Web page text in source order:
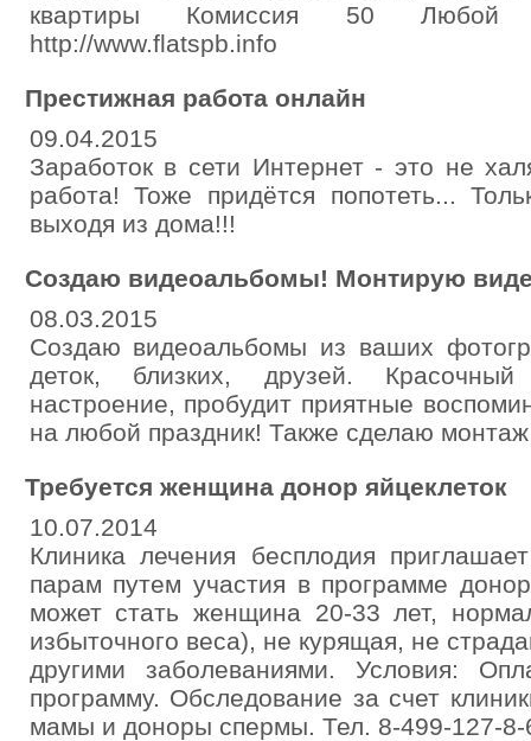
квартиры Комиссия 50 Любой
http://www.flatspb.info
Престижная работа онлайн
09.04.2015
Заработок в сети Интернет - это не
работа! Тоже придётся попотеть...
выходя из дома!!!
Создаю видеоальбомы! Монтирую
08.03.2015
Создаю видеоальбомы из ваших
деток, близких, друзей.
настроение, пробудит приятные
на любой праздник! Также сделаю
Требуется женщина донор яйцеклеток
10.07.2014
Клиника лечения бесплодия
парам путем участия в программе
может стать женщина 20-33 лет,
избыточного веса), не курящая, не
другими заболеваниями. Условия:
программу. Обследование за счет
мамы и доноры спермы. Тел. 8-499-127-8-